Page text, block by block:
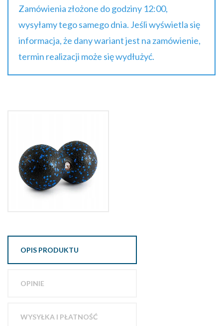
Zamówienia złożone do godziny 12:00,
wysyłamy tego samego dnia. Jeśli wyświetla się
informacja, że dany wariant jest na zamówienie,
termin realizacji może się wydłużyć.
OPIS PRODUKTU
OPINIE
WYSYŁKA I PŁATNOŚĆ